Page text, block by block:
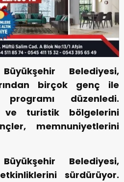
Belediyesi,
birçok genç ile
düzenledi.
ve turistik bölgelerini
memnuniyetlerini
Belediyesi,
sürdürüyor.